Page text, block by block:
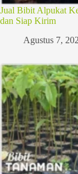
Jual Bibit Alpukat
dan Siap Kirim
Agustus 7,